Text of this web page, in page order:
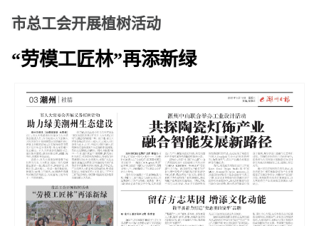
市总工会开展植树活动
“劳模工匠林”再添新绿